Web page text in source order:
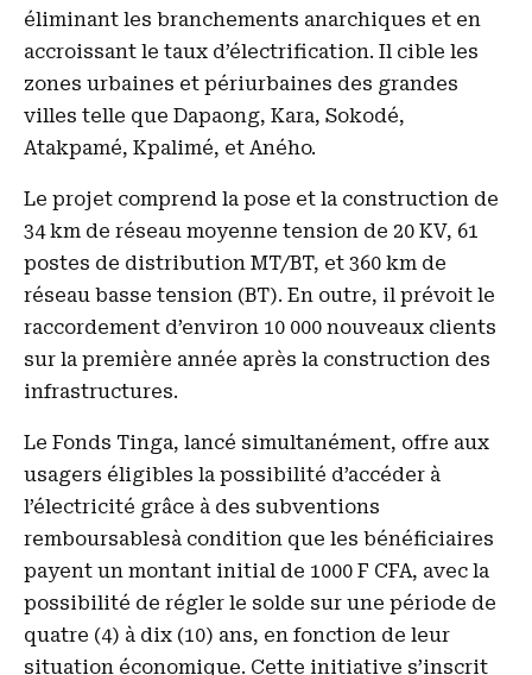
éliminant les branchements anarchiques et en
accroissant le taux d’électrification. Il cible les
zones urbaines et périurbaines des grandes
villes telle que Dapaong, Kara, Sokodé,
Atakpamé, Kpalimé, et Aného.
Le projet comprend la pose et la construction de
34 km de réseau moyenne tension de 20 KV, 61
postes de distribution MT/BT, et 360 km de
réseau basse tension (BT). En outre, il prévoit le
raccordement d’environ 10 000 nouveaux clients
sur la première année après la construction des
infrastructures.
Le Fonds Tinga, lancé simultanément, offre aux
usagers éligibles la possibilité d’accéder à
l’électricité grâce à des subventions
remboursablesà condition que les bénéficiaires
payent un montant initial de 1000 F CFA, avec la
possibilité de régler le solde sur une période de
quatre (4) à dix (10) ans, en fonction de leur
situation économique. Cette initiative s’inscrit